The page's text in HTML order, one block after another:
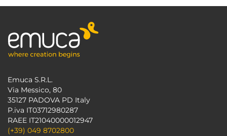
Emuca S.R.L.
Via Messico, 80
35127 PADOVA PD Italy
P.iva IT03712980287
RAEE IT21040000012947
(+39) 049 8702800